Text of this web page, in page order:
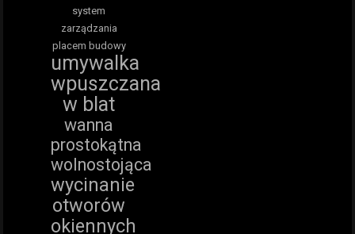
system
zarządzania
placem budowy
umywalka
wpuszczana
w blat
wanna
prostokątna
wolnostojąca
wycinanie
otworów
okiennych